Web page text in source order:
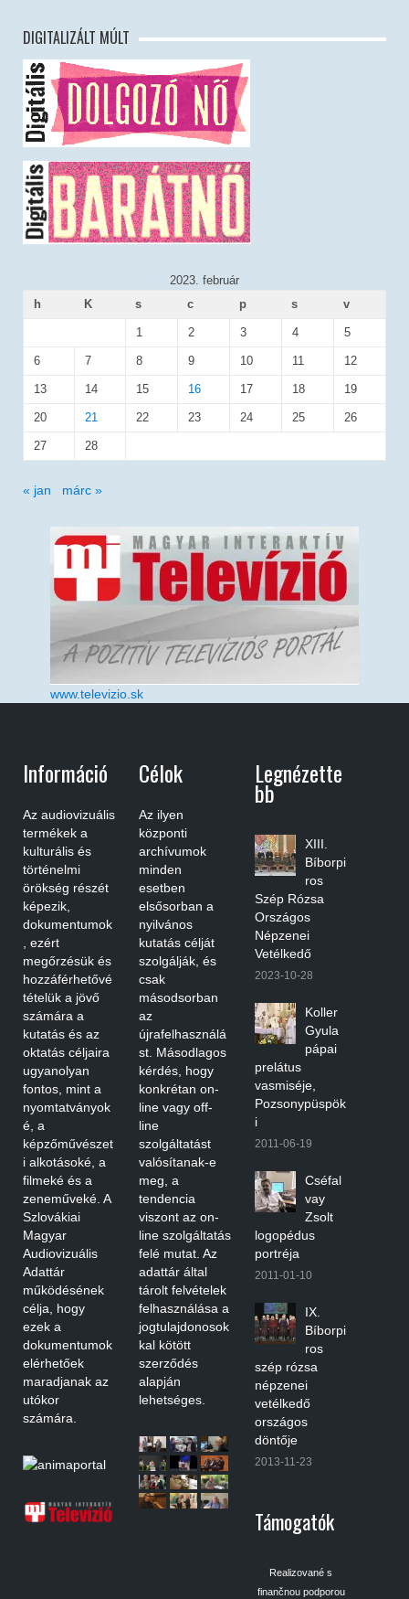
DIGITALIZÁLT MÚLT
2023. február
h
K s c p s v
1 2 3 4 5
6 7 8 9 10 11 12
13 14 15 16 17 18 19
20 21 22 23 24 25 26
27 28
« jan márc »
www.televizio.sk
Információ
Az audiovizuális
termékek a
kulturális és
történelmi
örökség részét
képezik,
dokumentumok
, ezért
megőrzésük és
hozzáférhetővé
tételük a jövő
számára a
kutatás és az
oktatás céljaira
ugyanolyan
fontos, mint a
nyomtatványok
é, a
képzőművészet
i alkotásoké, a
filmeké és a
zeneműveké. A
Szlovákiai
Magyar
Audiovizuális
Adattár
működésének
célja, hogy
ezek a
dokumentumok
elérhetőek
maradjanak az
utókor
számára.
Célok
Az ilyen
központi
archívumok
minden
esetben
elsősorban a
nyilvános
kutatás célját
szolgálják, és
csak
másodsorban
az
újrafelhasználá
st. Másodlagos
kérdés, hogy
konkrétan on-
line vagy off-
line
szolgáltatást
valósítanak-e
meg, a
tendencia
viszont az on-
line szolgáltatás
felé mutat. Az
adattár által
tárolt felvételek
felhasználása a
jogtulajdonosok
kal kötött
szerződés
alapján
lehetséges.
Legnézette
Bb
XIII.
Bíborpi
ros
Szép Rózsa
Országos
Népzenei
Vetélkedő
2023-10-28
Koller
Gyula
pápai
prelátus
vasmiséje,
Pozsonypüspök
i
2011-06-19
Cséfal
vay
Zsolt
logopédus
portréja
2011-01-10
IX.
Bíborpi
ros
szép rózsa
népzenei
vetélkedő
országos
döntője
2013-11-23
Támogatók
Realizované s
finančnou podporou